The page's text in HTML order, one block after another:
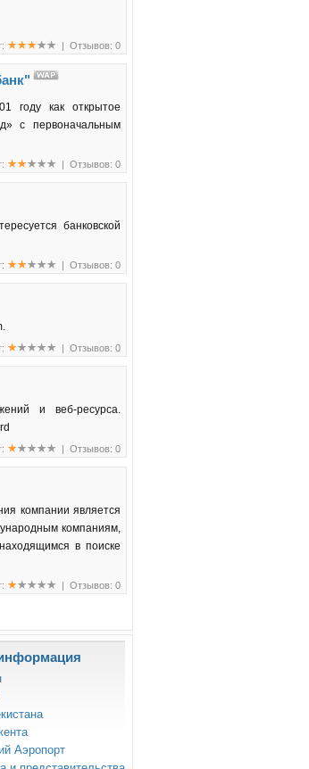
| Отзывов: 0
году как открытое
с первоначальным
| Отзывов: 0
банковской
| Отзывов: 0
| Отзывов: 0
и веб-ресурса.
| Отзывов: 0
компании является
компаниям,
в поиске
| Отзывов: 0
Аэропорт